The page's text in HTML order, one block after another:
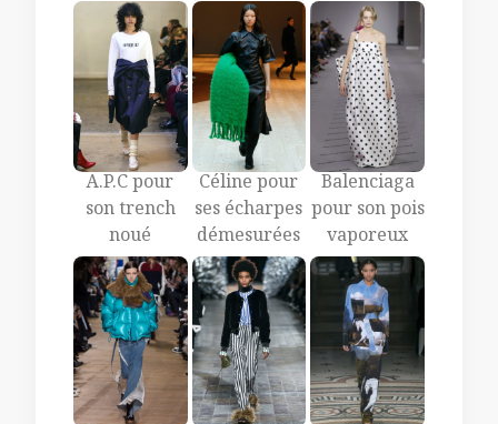
A.P.C pour
son trench
noué
Céline pour
ses écharpes
démesurées
Balenciaga
pour son pois
vaporeux